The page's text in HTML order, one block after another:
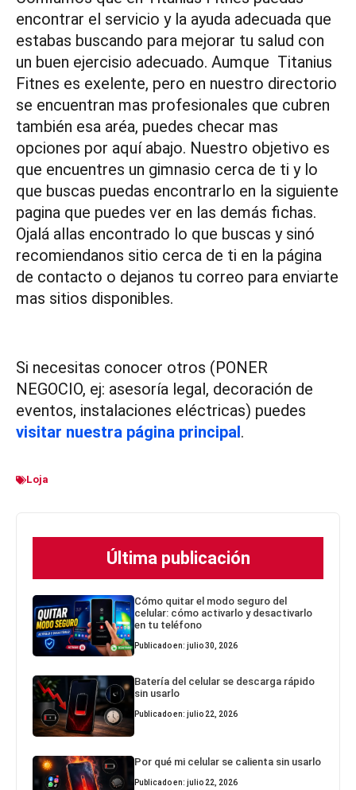
encontrar el servicio y la ayuda adecuada que
estabas buscando para mejorar tu salud con
un buen ejercisio adecuado. Aumque Titanius
Fitnes es exelente, pero en nuestro directorio
se encuentran mas profesionales que cubren
también esa aréa, puedes checar mas
opciones por aquí abajo. Nuestro objetivo es
que encuentres un gimnasio cerca de ti y lo
que buscas puedas encontrarlo en la siguiente
pagina que puedes ver en las demás fichas.
Ojalá allas encontrado lo que buscas y sinó
recomiendanos sitio cerca de ti en la página
de contacto o dejanos tu correo para enviarte
mas sitios disponibles.
Si necesitas conocer otros (PONER
NEGOCIO, ej: asesoría legal, decoración de
eventos, instalaciones eléctricas) puedes
visitar nuestra página principal.
Loja
Última publicación
Cómo quitar el modo seguro del
celular: cómo activarlo y desactivarlo
en tu teléfono
Publicado en: julio 30, 2026
Batería del celular se descarga rápido
sin usarlo
Publicado en: julio 22, 2026
Por qué mi celular se calienta sin usarlo
Publicado en: julio 22, 2026